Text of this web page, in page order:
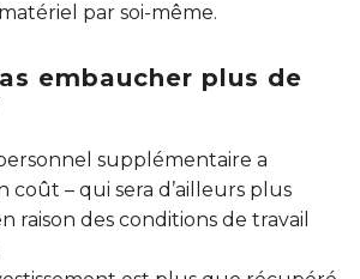
par soi-même.
embaucher plus de
supplémentaire a
– qui sera d’ailleurs plus
raison des conditions de travail